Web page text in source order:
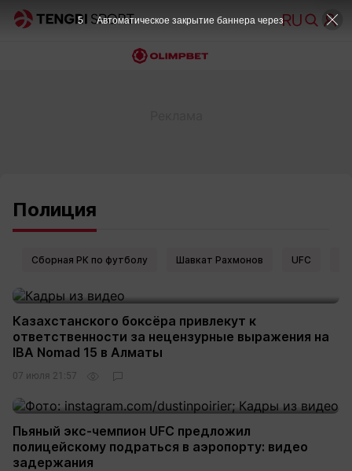
Полиция
Сборная РК по футболу Шавкат Рахмонов UFC
Казахстанского боксёра привлекут к
ответственности за нецензурные выражения на
IBA Nomad 15 в Алматы
07 июля 21:57
Пьяный экс-чемпион UFC предложил
полицейскому подраться в аэропорту: видео
задержания
5 Автоматическое закрытие баннера через